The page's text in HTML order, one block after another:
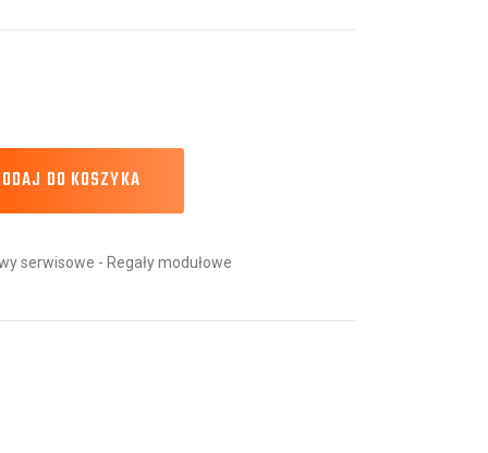
DO KOSZYKA
serwisowe - Regały modułowe